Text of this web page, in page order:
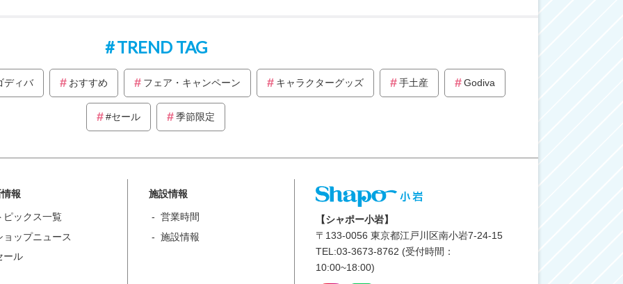
TREND TAG
ディバ おすすめ フェア・キャンペーン キャラクターグッズ 手土産 Godiva
#セール 季節限定
報
ピックス一覧
ョップニュース
ール
施設情報
営業時間
施設情報
【シャポー小岩】
〒 133-0056 東京都江戸川区南小岩7-24-15
TEL:03-3673-8762 (受付時間：
10:00~18:00)